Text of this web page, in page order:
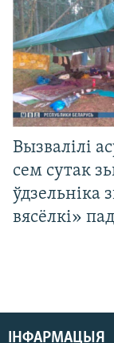
Вызвалілі
сем сутак
ўдзельніка
вясёлкі»
ІНФАРМАЦЫЯ